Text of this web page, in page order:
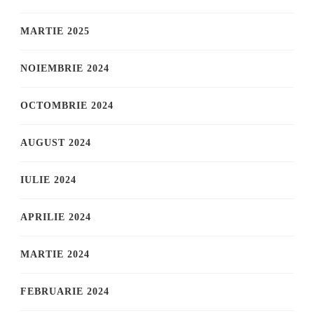
MARTIE 2025
NOIEMBRIE 2024
OCTOMBRIE 2024
AUGUST 2024
IULIE 2024
APRILIE 2024
MARTIE 2024
FEBRUARIE 2024